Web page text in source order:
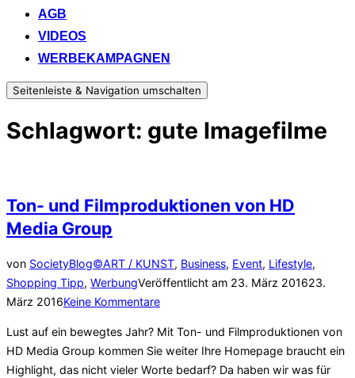
AGB
VIDEOS
WERBEKAMPAGNEN
Seitenleiste & Navigation umschalten
Schlagwort: gute Imagefilme
Ton- und Filmproduktionen von HD
Media Group
von SocietyBlog©ART / KUNST, Business, Event, Lifestyle,
Shopping Tipp, WerbungVeröffentlicht am 23. März 201623.
März 2016Keine Kommentare
Lust auf ein bewegtes Jahr? Mit Ton- und Filmproduktionen von
HD Media Group kommen Sie weiter Ihre Homepage braucht ein
Highlight, das nicht vieler Worte bedarf? Da haben wir was für